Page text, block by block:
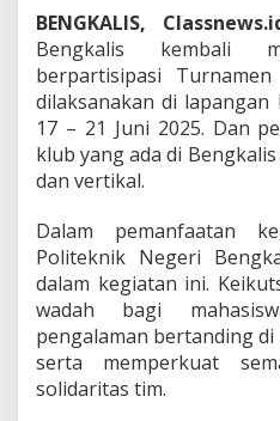
o
l
i
e
n
e
r
B
e
BENGKALIS,
Bengkalis kembali
berpartisipasi
dilaksanakan di
17 – 21 Juni 2025. Dan
klub yang ada di
dan vertikal.
Dalam pemanfaatan
Politeknik Negeri
dalam kegiatan ini.
wadah bagi
pengalaman bertanding
serta memperkuat
solidaritas tim.